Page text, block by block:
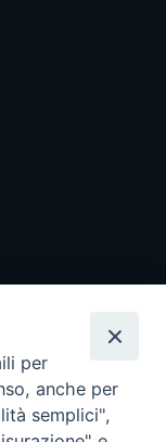
per
anche per
semplici",